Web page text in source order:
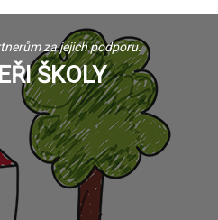
za jejich podporu.
ŠKOLY